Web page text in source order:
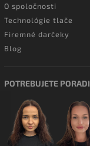
O spoločnosti
Technológie tlače
Firemné darčeky
Blog
POTREBUJETE